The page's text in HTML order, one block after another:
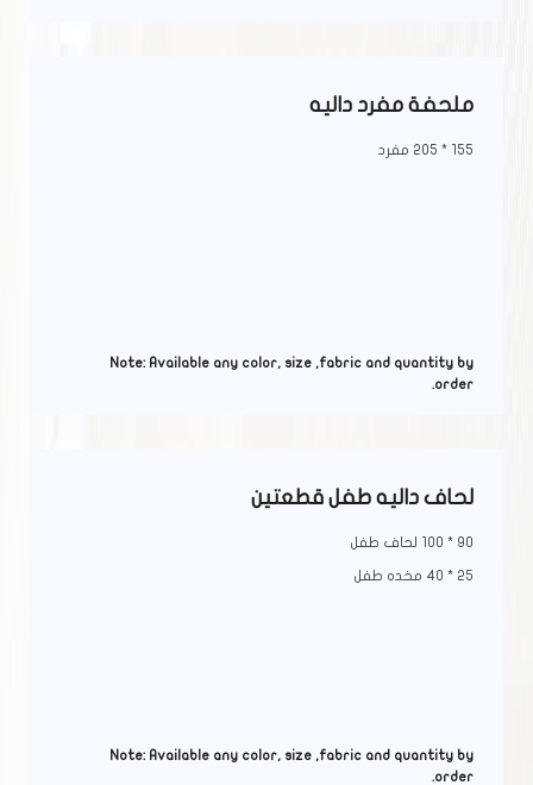
ملحفة مفرد داليه
155 * 205 مفرد
Note: Available any color, size ,fabric and quantity by
order.
لحاف داليه طفل قطعتين
90 * 100 لحاف طفل
25 * 40 مخده طفل
Note: Available any color, size ,fabric and quantity by
order.